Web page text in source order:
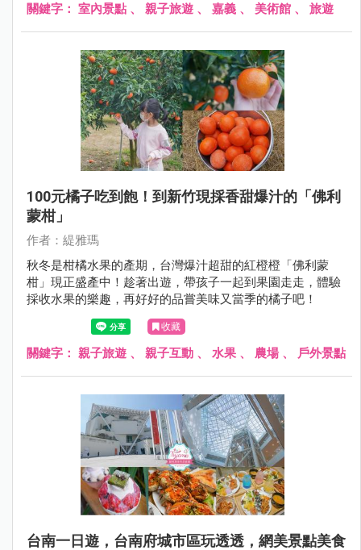
關鍵字： 室內景點 、 親子旅遊 、 嘉義 、 美術館 、 旅遊
100元橘子吃到飽！到新竹現採香甜爆汁的「佛利
蒙柑」
作者：緹雅瑪
秋冬是柑橘水果的產期，台灣爆汁超甜的紅橙橙「佛利蒙
柑」現正盛產中！趁著出遊，帶孩子一起到果園走走，體驗
採收水果的樂趣，再好好的品嘗美味又當季的橘子吧！
收藏
關鍵字： 親子旅遊 、 親子互動 、 水果 、 農場 、 戶外景點
台南一日遊，台南府城市區玩透透，網美景點美食